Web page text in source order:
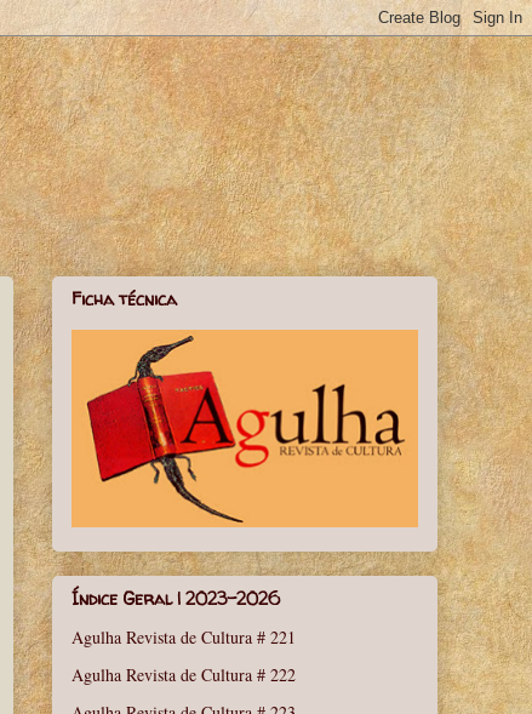
Ficha técnica
Índice Geral | 2023-2026
Agulha Revista de Cultura # 221
Agulha Revista de Cultura # 222